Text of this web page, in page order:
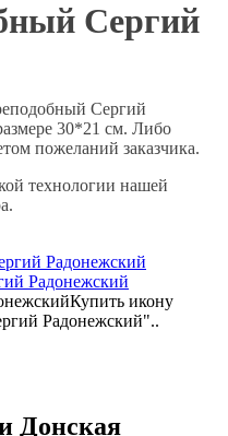
Сергий
Сергий
30*21 см. Либо
пожеланий заказчика.
технологии нашей
Радонежский
икону
Радонежский"..
Донская